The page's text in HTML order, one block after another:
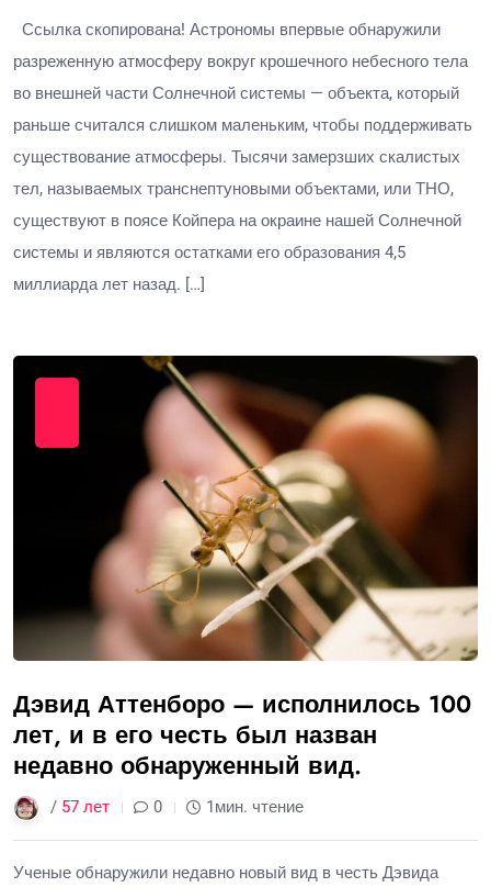
Ссылка скопирована! Астрономы впервые обнаружили
разреженную атмосферу вокруг крошечного небесного тела
во внешней части Солнечной системы — объекта, который
раньше считался слишком маленьким, чтобы поддерживать
существование атмосферы. Тысячи замерзших скалистых
тел, называемых транснептуновыми объектами, или ТНО,
существуют в поясе Койпера на окраине нашей Солнечной
системы и являются остатками его образования 4,5
миллиарда лет назад. […]
Дэвид Аттенборо — исполнилось 100
лет, и в его честь был назван
недавно обнаруженный вид.
/ 57 лет 0 1мин. чтение
Ученые обнаружили недавно новый вид в честь Дэвида